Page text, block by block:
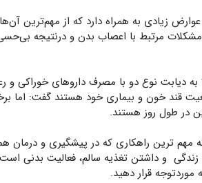
زیادی به همراه دارد که از مهم‌ترین
مشکلات مرتبط با اعصاب بدن و درنتیجه
به دیابت نوع دو با مصرف داروهای خوراکی
قند خون و بیماری خود هستند گفت: اما
در طول روز هستند.
ترین راهکاری که در پیشگیری و درمان
زندگی و داشتن تغذیه سالم، فعالیت بدنی
موردتوجه قرار دهید.